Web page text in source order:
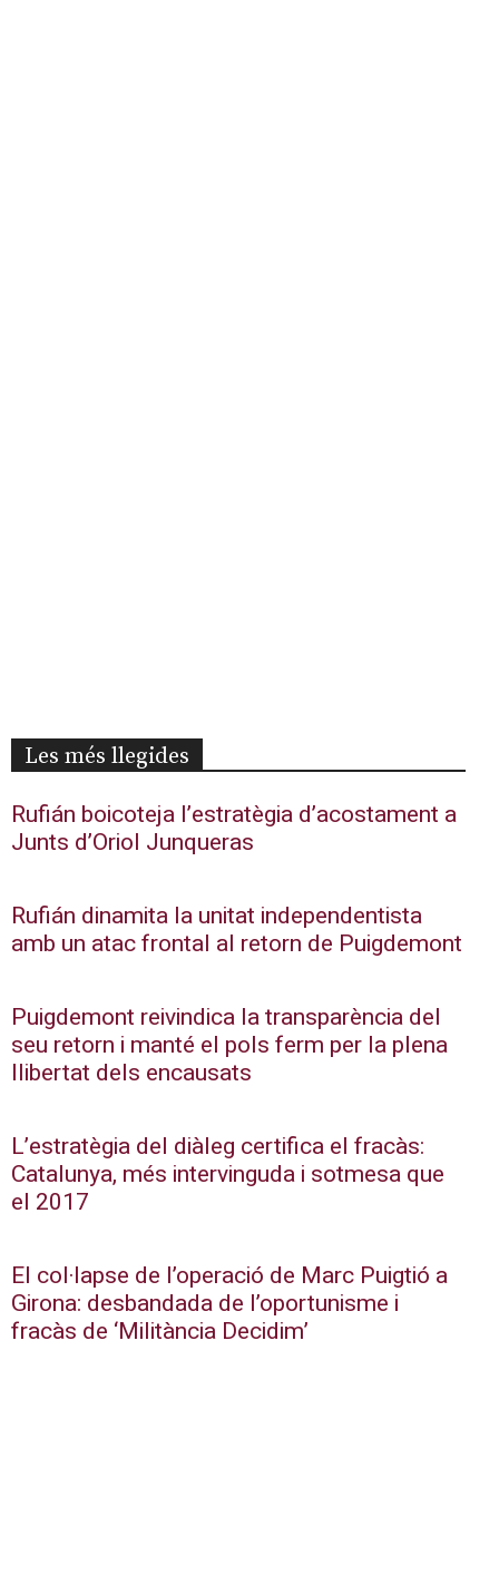
Les més llegides
Rufián boicoteja l’estratègia d’acostament a
Junts d’Oriol Junqueras
Rufián dinamita la unitat independentista
amb un atac frontal al retorn de Puigdemont
Puigdemont reivindica la transparència del
seu retorn i manté el pols ferm per la plena
llibertat dels encausats
L’estratègia del diàleg certifica el fracàs:
Catalunya, més intervinguda i sotmesa que
el 2017
El col·lapse de l’operació de Marc Puigtió a
Girona: desbandada de l’oportunisme i
fracàs de ‘Militància Decidim’